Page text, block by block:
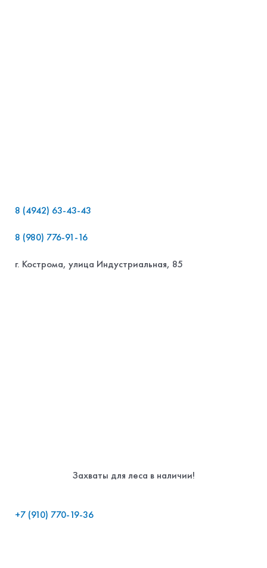
8 (4942) 63-43-43
8 (980) 776-91-16
г. Кострома, улица Индустриальная, 85
Захваты для леса в наличии!
+7 (910) 770-19-36